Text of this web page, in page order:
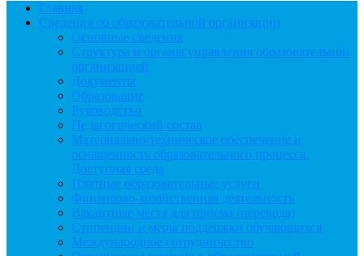
Главная
Сведения об образовательной организации
Основные сведения
Структура и органы управления образовательной
организацией
Документы
Образование
Руководство
Педагогический состав
Материально-техническое обеспечение и
оснащенность образовательного процесса.
Доступная среда
Платные образовательные услуги
Финансово-хозяйственная деятельность
Вакантные места для приема (перевода)
Стипендии и меры поддержки обучающихся
Международное сотрудничество